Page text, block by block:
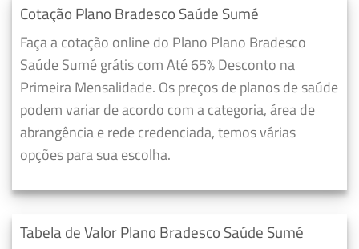
Cotação Plano Bradesco Saúde Sumé
Faça a cotação online do Plano Plano Bradesco
Saúde Sumé grátis com Até 65% Desconto na
Primeira Mensalidade. Os preços de planos de saúde
podem variar de acordo com a categoria, área de
abrangência e rede credenciada, temos várias
opções para sua escolha.
Tabela de Valor Plano Bradesco Saúde Sumé